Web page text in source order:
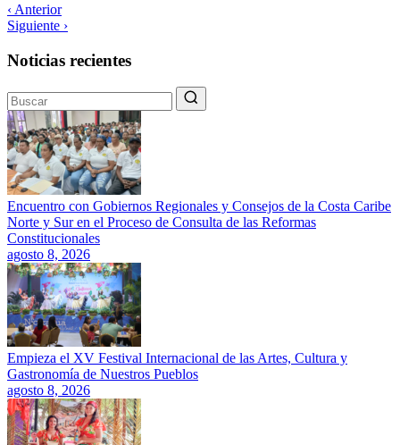
‹ Anterior
Siguiente ›
Noticias recientes
Encuentro con Gobiernos Regionales y Consejos de la Costa Caribe
Norte y Sur en el Proceso de Consulta de las Reformas
Constitucionales
agosto 8, 2026
Empieza el XV Festival Internacional de las Artes, Cultura y
Gastronomía de Nuestros Pueblos
agosto 8, 2026